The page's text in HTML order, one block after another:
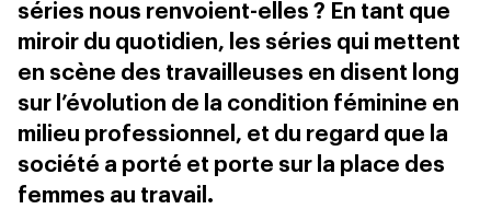
séries nous renvoient-elles ? En tant que
miroir du quotidien, les séries qui mettent
en scène des travailleuses en disent long
sur l’évolution de la condition féminine en
milieu professionnel, et du regard que la
société a porté et porte sur la place des
femmes au travail.